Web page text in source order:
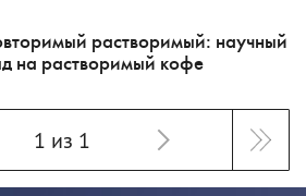
растворимый: научный
на растворимый кофе
1 из 1